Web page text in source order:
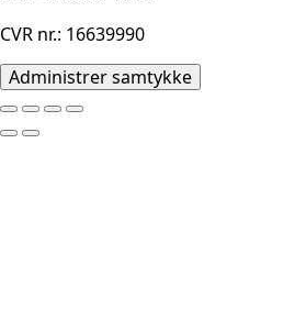
CVR nr.: 16639990
Administrer samtykke